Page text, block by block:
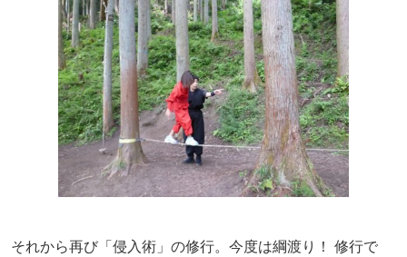
それから再び「侵入術」の修行。今度は綱渡り！ 修行で